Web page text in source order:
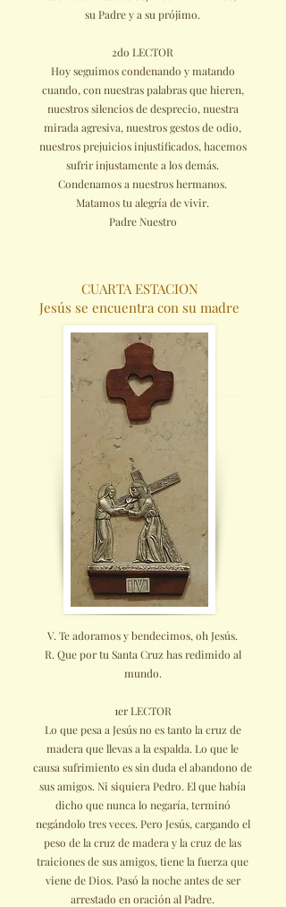
su Padre y a su prójimo.
2do LECTOR
Hoy seguimos condenando y matando
cuando, con nuestras palabras que hieren,
nuestros silencios de desprecio, nuestra
mirada agresiva, nuestros gestos de odio,
nuestros prejuicios injustificados, hacemos
sufrir injustamente a los demás.
Condenamos a nuestros hermanos.
Matamos tu alegría de vivir.
Padre Nuestro
CUARTA ESTACION
Jesús se encuentra con su madre
V. Te adoramos y bendecimos, oh Jesús.
R. Que por tu Santa Cruz has redimido al
mundo.
1er LECTOR
Lo que pesa a Jesús no es tanto la cruz de
madera que llevas a la espalda. Lo que le
causa sufrimiento es sin duda el abandono de
sus amigos. Ni siquiera Pedro. El que había
dicho que nunca lo negaría, terminó
negándolo tres veces. Pero Jesús, cargando el
peso de la cruz de madera y la cruz de las
traiciones de sus amigos, tiene la fuerza que
viene de Dios. Pasó la noche antes de ser
arrestado en oración al Padre.